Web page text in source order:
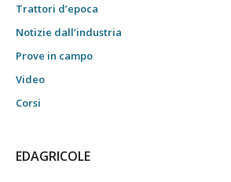
Trattori d’epoca
Notizie dall’industria
Prove in campo
Video
Corsi
EDAGRICOLE